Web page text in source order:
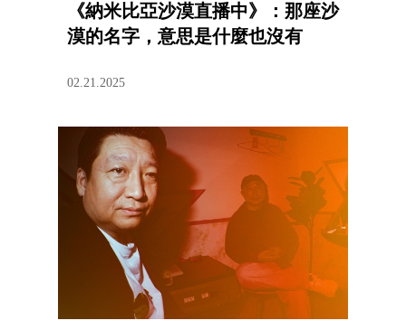
《納米比亞沙漠直播中》：那座沙
漠的名字，意思是什麼也沒有
02.21.2025